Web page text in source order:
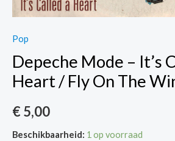
Pop
Depeche Mode – It’s
Heart / Fly On The
€5,00
Beschikbaarheid: 1 op voorraad